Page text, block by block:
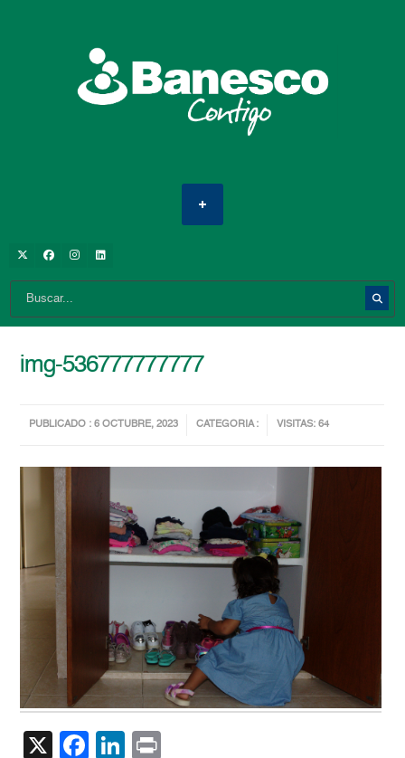
img-536777777777
PUBLICADO : 6 OCTUBRE, 2023 CATEGORIA : VISITAS: 64
X Facebook
LinkedIn